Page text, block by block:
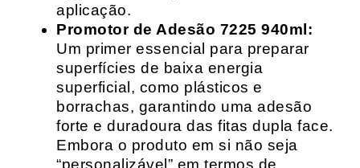
aplicação.
Promotor de Adesão 7225 940ml:
Um primer essencial para preparar
superfícies de baixa energia
superficial, como plásticos e
borrachas, garantindo uma adesão
forte e duradoura das fitas dupla face.
Embora o produto em si não seja
“personalizável” em termos de